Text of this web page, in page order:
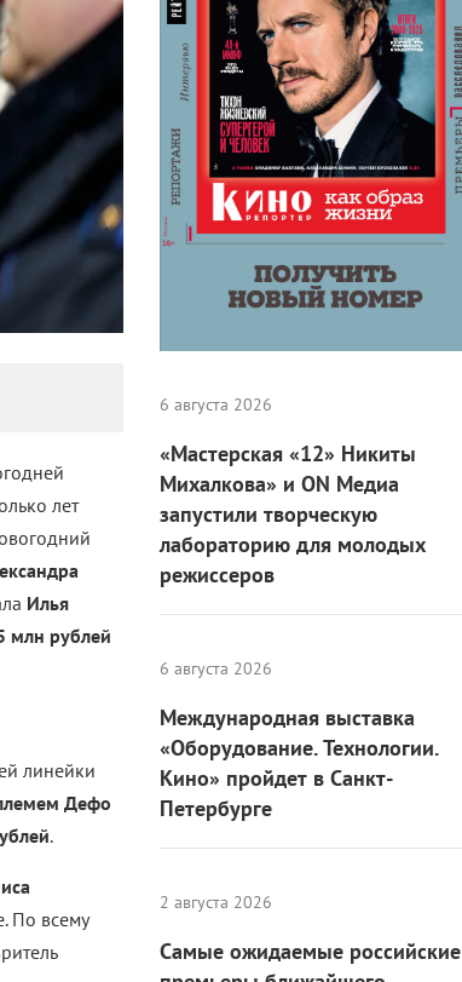
лет
Илья
млн рублей
линейки
Дефо
.
По всему
6 августа 2026
«Мастерская «12» Никиты
Михалкова» и ON Медиа
запустили творческую
лабораторию для молодых
режиссеров
6 августа 2026
Международная выставка
«Оборудование. Технологии.
Кино» пройдет в Санкт-
Петербурге
2 августа 2026
Самые ожидаемые российские